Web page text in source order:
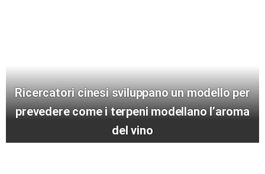
Ricercatori cinesi sviluppano un modello per
prevedere come i terpeni modellano l’aroma
del vino